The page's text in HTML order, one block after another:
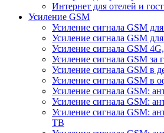
Интернет для отелей и
Усиление GSM
Усиление сигнала GSM
Усиление сигнала GSM
Усиление сигнала GSM
Усиление сигнала GSM за
Усиление сигнала GSM в
Усиление сигнала GSM в
Усиление сигнала GSM:
Усиление сигнала GSM:
Усиление сигнала GSM:
ТВ